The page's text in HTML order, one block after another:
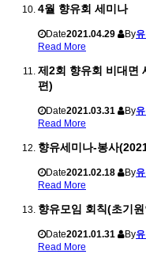
4월 향유회 세미나
Date2021.04.29 By
Read More
제2회 향유회 비대면
편)
Date2021.03.31 By
Read More
향유세미나-봉사
Date2021.02.18 By
Read More
향유모임 회칙(초기
Date2021.01.31 By
Read More